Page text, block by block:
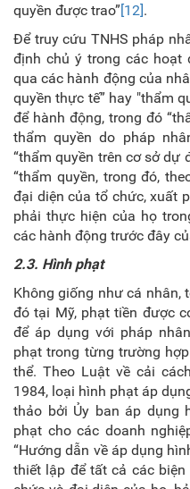
quyền được trao”[12].
Để truy cứu TNHS pháp
định chủ ý trong các hoạt
qua các hành động của
quyền thực tế” hay "thẩm
để hành động, trong đó
thẩm quyền do pháp
“thẩm quyền trên cơ sở dự
“thẩm quyền, trong đó,
đại diện của tổ chức, xuất
phải thực hiện của họ
các hành động trước đây
2.3. Hình phạt
Không giống như cá nhân,
đó tại Mỹ, phạt tiền được
để áp dụng với pháp
phạt trong từng trường
thể. Theo Luật về cải
1984, loại hình phạt áp
thảo bởi Ủy ban áp dụng
phạt cho các doanh
“Hướng dẫn về áp dụng
thiết lập để tất cả các